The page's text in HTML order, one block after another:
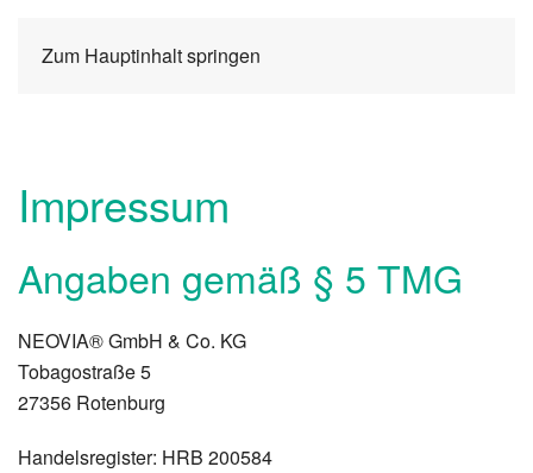
Zum Hauptinhalt springen
Impressum
Angaben gemäß § 5 TMG
NEOVIA® GmbH & Co. KG
Tobagostraße 5
27356 Rotenburg
Handelsregister: HRB 200584